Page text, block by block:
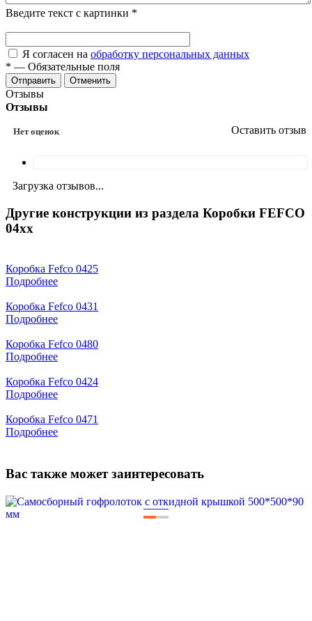
Введите текст с картинки *
Я согласен на обработку персональных данных
* — Обязательные поля
Отменить
Отзывы
Отзывы
Нет оценок Оставить отзыв
Загрузка отзывов...
Другие конструкции из раздела Коробки FEFCO
04xx
Коробка Fefco 0425
Подробнее
Коробка Fefco 0431
Подробнее
Коробка Fefco 0480
Подробнее
Коробка Fefco 0424
Подробнее
Коробка Fefco 0471
Подробнее
Вас также может заинтересовать
——